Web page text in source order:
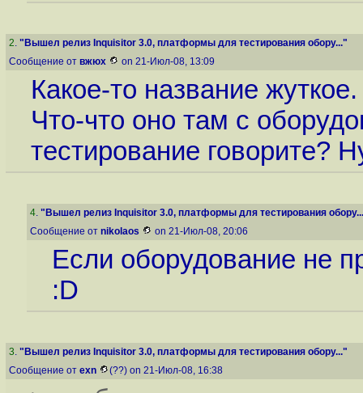
2. "Вышел релиз Inquisitor 3.0, платформы для тестирования обору..."
Сообщение от вжюх on 21-Июл-08, 13:09
Какое-то название жуткое.
Что-что оно там с
тестирование говорите?
4. "Вышел релиз Inquisitor 3.0, платформы для тестирования
Сообщение от nikolaos on 21-Июл-08, 20:06
Если оборудование не
:D
3. "Вышел релиз Inquisitor 3.0, платформы для тестирования обору..."
Сообщение от exn (??) on 21-Июл-08, 16:38